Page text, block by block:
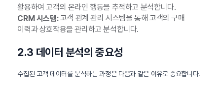
활용하여 고객의 온라인 행동을 추적하고 분석합니다.
CRM 시스템:고객 관계 관리 시스템을 통해 고객의 구매
이력과 상호작용을 관리하고 분석합니다.
2.3 데이터 분석의 중요성
수집된 고객 데이터를 분석하는 과정은 다음과 같은 이유로 중요합니다.